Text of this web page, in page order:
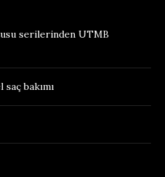
serilerinden UTMB
bakımı